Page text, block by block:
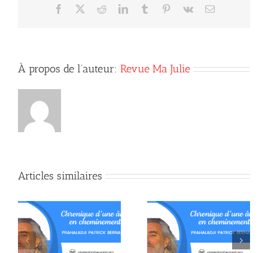
Facebook RedditLinkedInTumblr Pinterest
Vk Courriel
À propos de l’auteur: Revue Ma Julie
Articles similaires
De l’usage du mot
Les Totems de